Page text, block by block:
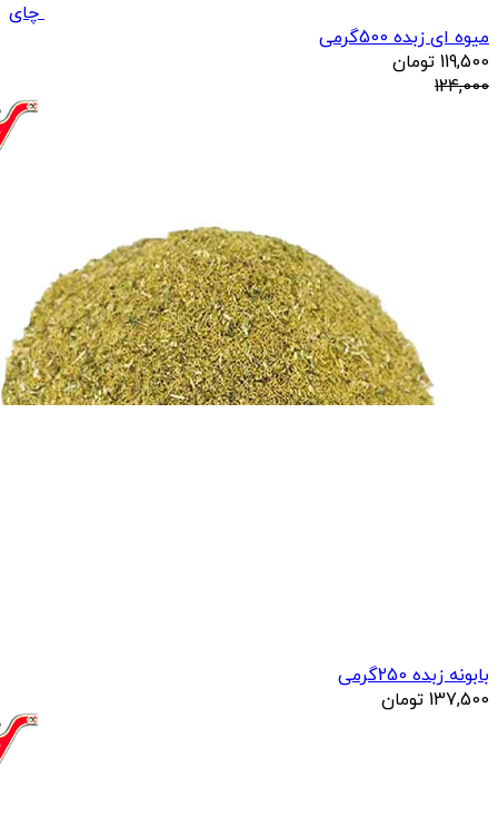
چای
میوه ای زبده 500گرمی
119,500 تومان
124,000
بابونه زبده 250گرمی
137,500 تومان